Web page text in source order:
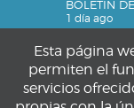
BOLETÍN
1 día ago
Privacidad
Esta página
permiten el
servicios